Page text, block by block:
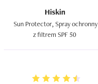
Hiskin
Sun Protector, Spray ochronny